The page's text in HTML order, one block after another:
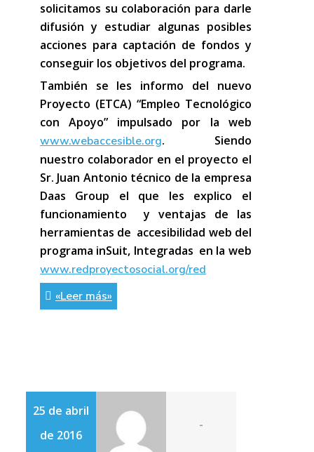
solicitamos su colaboración para darle
difusión y estudiar algunas posibles
acciones para captación de fondos y
conseguir los objetivos del programa.
También se les informo del nuevo
Proyecto (ETCA) “Empleo Tecnológico
con Apoyo” impulsado por la web
www.webaccesible.org. Siendo
nuestro colaborador en el proyecto el
Sr. Juan Antonio técnico de la empresa
Daas Group el que les explico el
funcionamiento y ventajas de las
herramientas de accesibilidad web del
programa inSuit, Integradas en la web
www.redproyectosocial.org/red
«Leer más»
25 de abril
de 2016
-